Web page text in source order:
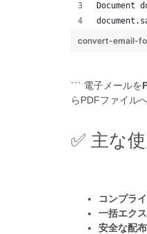
Document
convert-email-
``` 電子メールを
らPDFファイル
✅ 主な
コンプラ
一括エク
安全な配布